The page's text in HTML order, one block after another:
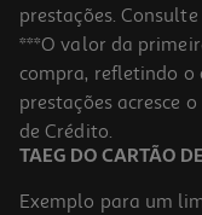
prestações.
***O valor da
compra, refletindo o
prestações acresce
de Crédito.
TAEG DO CARTÃO
Exemplo para um